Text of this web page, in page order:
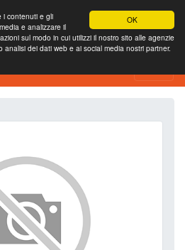
OK
i contenuti e gli
e analizzare il
sul modo in cui utilizzi il nostro sito alle agenzie
dei dati web e ai social media nostri partner.